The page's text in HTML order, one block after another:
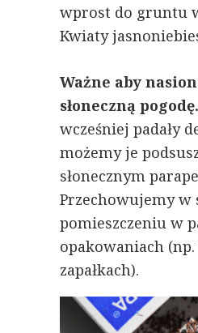
wprost do gruntu
Kwiaty
Ważne aby
słoneczną pogodę.
wcześniej padały
możemy je
słonecznym
Przechowujemy w
pomieszczeniu w
opakowaniach
zapałkach).